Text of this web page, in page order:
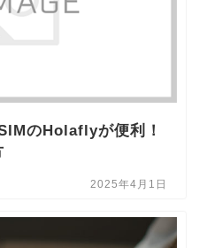
のHolaflyが便利！
2025年4月1日